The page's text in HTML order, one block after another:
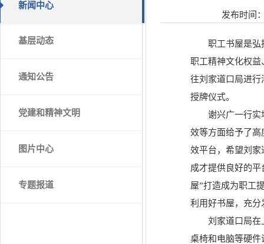
新闻中心
基层动态
通知公告
党建和精神文明
图片中心
专题报道
发布时间
职工书屋是弘
职工精神文化权益
往刘家道口局进行
授牌仪式。
谢兴广一行实
效等方面给予了
效平台，希望刘
成才提供良好的
屋”打造成为职工
利用好书屋，充
刘家道口局在
桌椅和电脑等硬